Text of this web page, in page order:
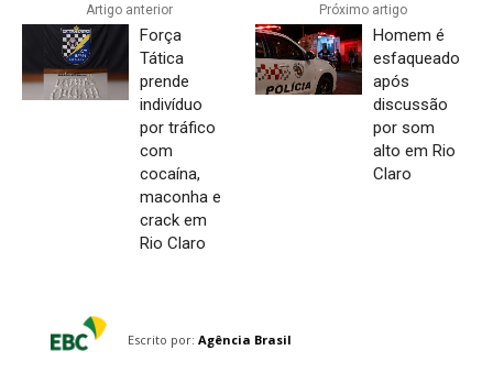
Artigo anterior
Força
Tática
prende
indivíduo
por tráfico
com
cocaína,
maconha e
crack em
Rio Claro
Próximo artigo
Homem é
esfaqueado
após
discussão
por som
alto em Rio
Claro
Escrito por: Agência Brasil